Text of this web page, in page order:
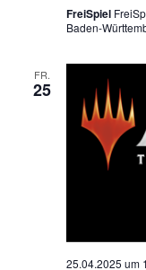
FreiSpiel
Baden-
FR.
25
25.04.2025 um